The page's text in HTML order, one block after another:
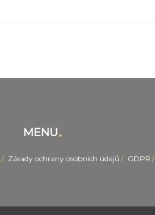
MENU
Zásady ochrany osobních údajů GDPR